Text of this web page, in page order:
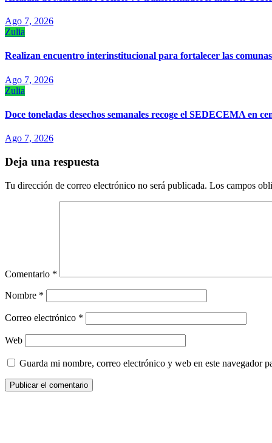
Ago 7, 2026
Zulia
Realizan encuentro interinstitucional para fortalecer las
Ago 7, 2026
Zulia
Doce toneladas desechos semanales recoge el SEDECEMA en
Ago 7, 2026
Deja una respuesta
Tu dirección de correo electrónico no será publicada. Los campos
Comentario *
Nombre *
Correo electrónico *
Web
Guarda mi nombre, correo electrónico y web en este navegador